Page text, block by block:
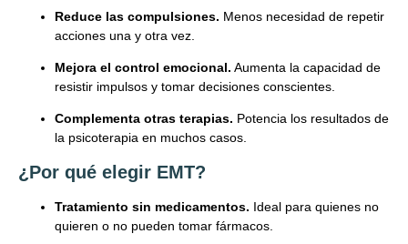
Reduce las compulsiones. Menos necesidad de repetir
acciones una y otra vez.
Mejora el control emocional. Aumenta la capacidad de
resistir impulsos y tomar decisiones conscientes.
Complementa otras terapias. Potencia los resultados de
la psicoterapia en muchos casos.
¿Por qué elegir EMT?
Tratamiento sin medicamentos. Ideal para quienes no
quieren o no pueden tomar fármacos.